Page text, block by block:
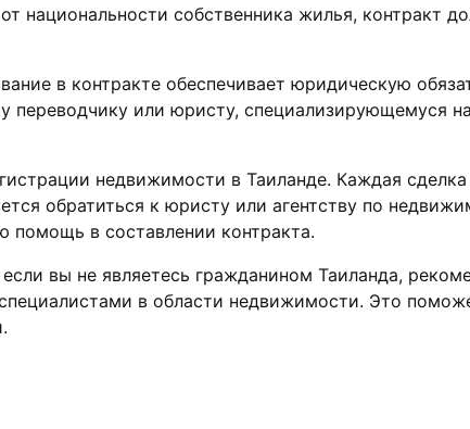
национальности собственника жилья, контракт
в контракте обеcпечивает юридическую
перeводчику или юристу, специализирующемуся на
недвижимости в Таиланде.​ Каждая
обратиться к юристу или агентству по
помощь в составлении контракта.​
вы не являетесь гражданином Таиланда,
в облаcти недвижимости. Это